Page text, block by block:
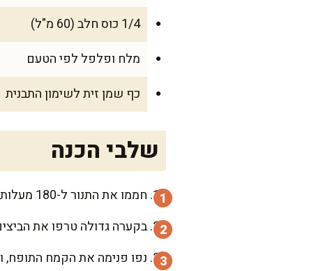
1/4 כוס חלב (60 מ"ל)
מלח ופלפל לפי הטעם
כף שמן זית לשימון התבנית
שלבי הכנה
חממו את התנור ל-180 מעלות ושמנו את התבנית עם כף שמן זית, כדי שהפשטידה לא תידבק.
בקערה גדולה טרפו את
נפו פנימה את הקמח התופח,